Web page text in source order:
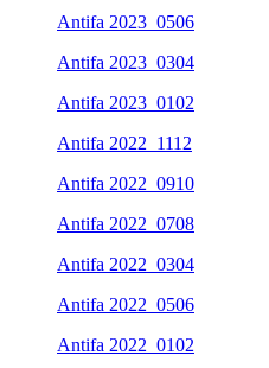
Antifa 2023_0506
Antifa 2023_0304
Antifa 2023_0102
Antifa 2022_1112
Antifa 2022_0910
Antifa 2022_0708
Antifa 2022_0304
Antifa 2022_0506
Antifa 2022_0102